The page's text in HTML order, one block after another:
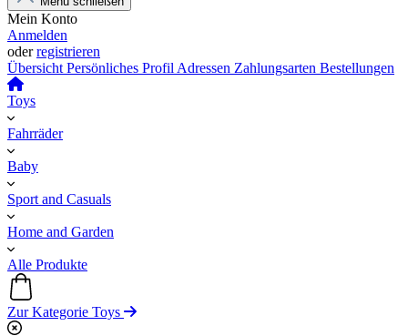
Mein Konto
Anmelden
oderregistrieren
Übersicht Persönliches Profil Adressen Zahlungsarten Bestellungen
Toys
Fahrräder
Baby
Sport and Casuals
Home and Garden
Alle Produkte
Zur Kategorie Toys